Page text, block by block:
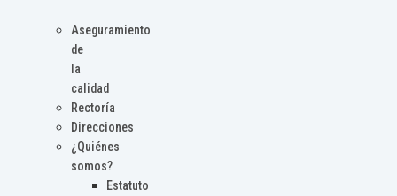
Aseguramiento
de
la
calidad
Rectoría
Direcciones
¿Quiénes
somos?
Estatuto